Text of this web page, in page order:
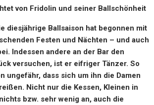
von Fridolin und seiner Ballschönheit
diesjährige Ballsaison hat begonnen mit
Festen und Nächten – und auch
Indessen andere an der Bar den
versuchen, ist er eifriger Tänzer. So
ungefähr, dass sich um ihn die Damen
Nicht nur die Kessen, Kleinen in
bzw. sehr wenig an, auch die